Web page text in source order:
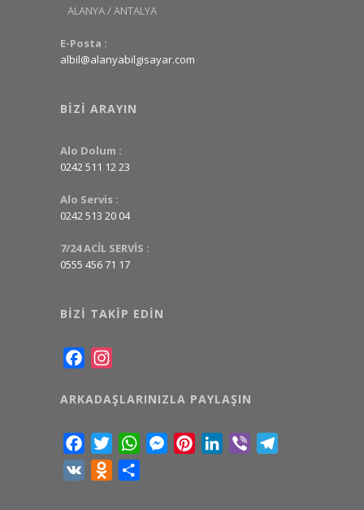
ALANYA / ANTALYA
E-Posta :
albil@alanyabilgisayar.com
BIZI ARAYIN
Alo Dolum :
0242 511 12 23
Alo Servis :
0242 513 20 04
7/24 ACİL SERVİS :
0555 456 71 17
BIZI TAKIP EDIN
Facebook
ARKADAŞLARINIZLA PAYLAŞIN
FacebookTwitterWhatsAppMessenger
PinterestLinkedIn
Viber
VK
Odnoklassniki